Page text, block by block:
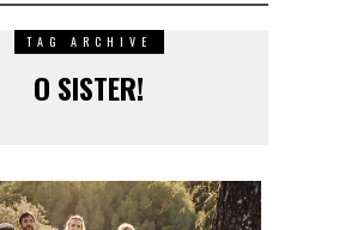
TAG ARCHIVE
O SISTER!